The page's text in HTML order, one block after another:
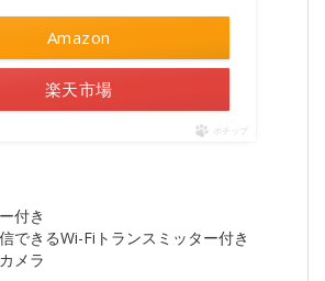
Amazon
楽天市場
ポチップ
付き
できるWi-Fiトランスミッター付き
メラ